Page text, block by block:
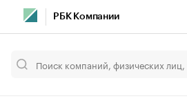
РБК Компании